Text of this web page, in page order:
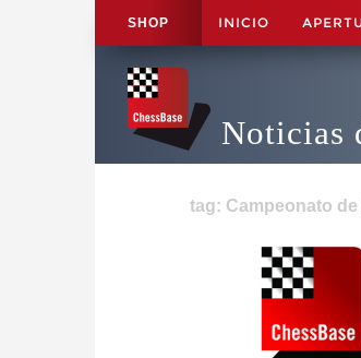
SHOP INICIO
Noticias
tag: Campeonato